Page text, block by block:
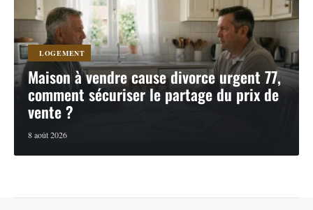
LOGEMENT
Maison à vendre cause divorce urgent 77,
comment sécuriser le partage du prix de
vente ?
8 août 2026